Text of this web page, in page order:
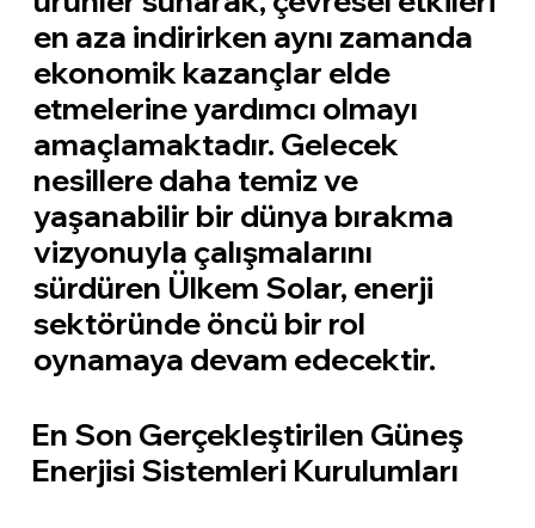
en aza indirirken aynı zamanda
ekonomik kazançlar elde
etmelerine yardımcı olmayı
amaçlamaktadır. Gelecek
nesillere daha temiz ve
yaşanabilir bir dünya bırakma
vizyonuyla çalışmalarını
sürdüren Ülkem Solar, enerji
sektöründe öncü bir rol
oynamaya devam edecektir.
En Son Gerçekleştirilen Güneş
Enerjisi Sistemleri Kurulumları